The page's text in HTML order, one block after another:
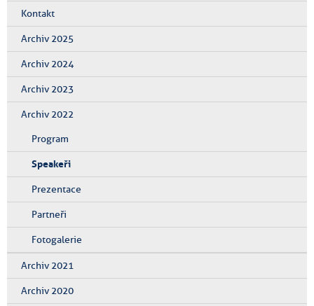
Kontakt
Archiv 2025
Archiv 2024
Archiv 2023
Archiv 2022
Program
Speakeři
Prezentace
Partneři
Fotogalerie
Archiv 2021
Archiv 2020